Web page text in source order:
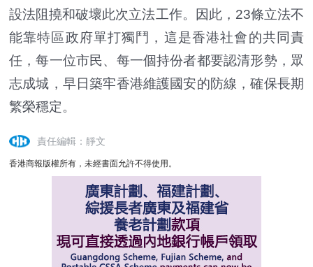
設法阻撓和破壞此次立法工作。因此，23條立法不
能靠特區政府單打獨鬥，這是香港社會的共同責
任，每一位市民、每一個持份者都要認清形勢，眾
志成城，早日築牢香港維護國安的防線，確保長期
繁榮穩定。
責任編輯：靜文
香港商報版權所有，未經書面允許不得使用。